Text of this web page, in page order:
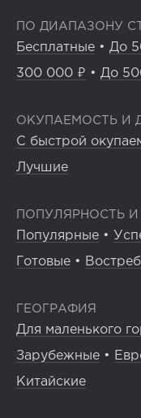
ПО ДИАПАЗОНУ
Бесплатные • До
300 000 ₽ • До
ОКУПАЕМОСТЬ И
С быстрой
Лучшие
ПОПУЛЯРНОСТЬ
Популярные •
Готовые •
ГЕОГРАФИЯ
Для маленького
Зарубежные •
Китайские